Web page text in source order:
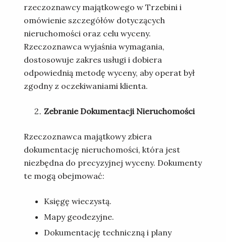
rzeczoznawcy majątkowego w Trzebini i
omówienie szczegółów dotyczących
nieruchomości oraz celu wyceny.
Rzeczoznawca wyjaśnia wymagania,
dostosowuje zakres usługi i dobiera
odpowiednią metodę wyceny, aby operat był
zgodny z oczekiwaniami klienta.
Zebranie Dokumentacji Nieruchomości
Rzeczoznawca majątkowy zbiera
dokumentację nieruchomości, która jest
niezbędna do precyzyjnej wyceny. Dokumenty
te mogą obejmować:
Księgę wieczystą.
Mapy geodezyjne.
Dokumentację techniczną i plany